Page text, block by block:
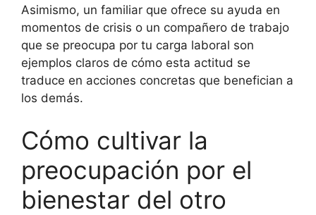
Asimismo, un familiar que ofrece su ayuda en
momentos de crisis o un compañero de trabajo
que se preocupa por tu carga laboral son
ejemplos claros de cómo esta actitud se
traduce en acciones concretas que benefician a
los demás.
Cómo cultivar la
preocupación por el
bienestar del otro